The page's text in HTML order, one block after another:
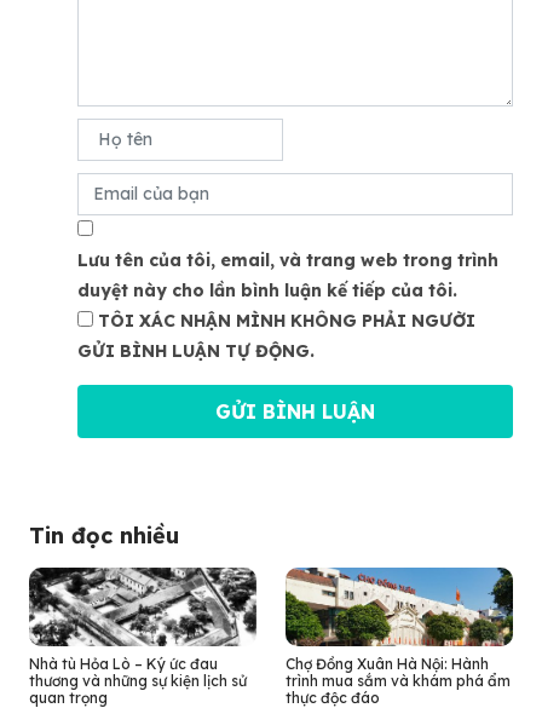
Lưu tên của tôi, email, và trang web trong trình
duyệt này cho lần bình luận kế tiếp của tôi.
TÔI XÁC NHẬN MÌNH KHÔNG PHẢI NGƯỜI
GỬI BÌNH LUẬN TỰ ĐỘNG.
Tin đọc nhiều
Nhà tù Hỏa Lò – Ký ức đau
thương và những sự kiện lịch sử
quan trọng
Chợ Đồng Xuân Hà Nội: Hành
trình mua sắm và khám phá ẩm
thực độc đáo